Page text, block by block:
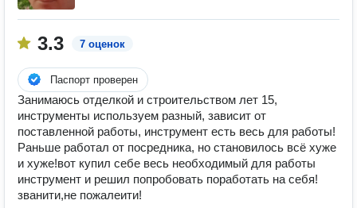
3.3 7 оценок
Паспорт проверен
Занимаюсь отделкой и строительством лет 15,
инструменты используем разный, зависит от
поставленной работы, инструмент есть весь для работы!
Раньше работал от посредника, но становилось всё хуже
и хуже!вот купил себе весь необходимый для работы
инструмент и решил попробовать поработать на себя!
званити,не пожалеити!